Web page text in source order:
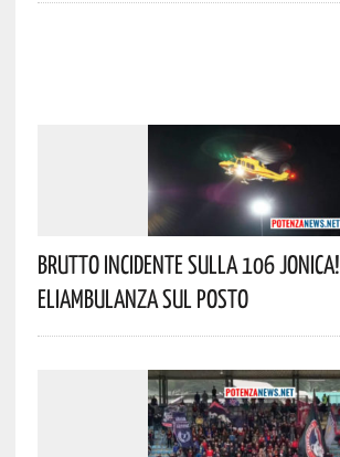
Brutto Incidente Sulla 106 Jonica!
Eliambulanza Sul Posto